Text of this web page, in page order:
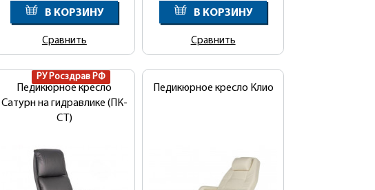
В КОРЗИНУ
Сравнить
В КОРЗИНУ
Сравнить
РУ Росздрав РФ
Педикюрное кресло
Сатурн на гидравлике (ПК-
СТ)
Педикюрное кресло Клио